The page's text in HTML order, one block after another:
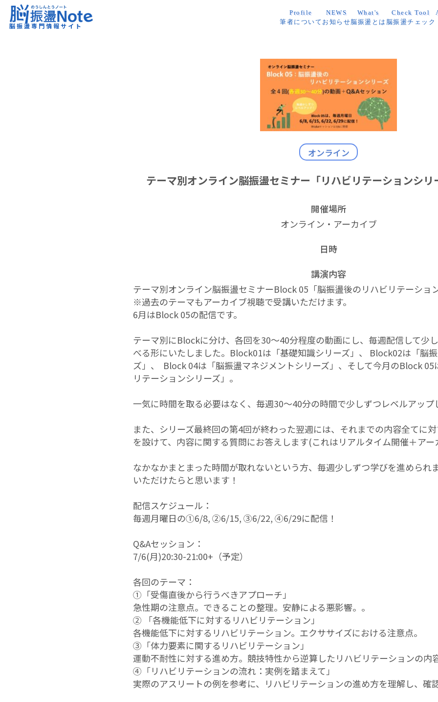
脳振盪Note｜脳振盪専門情報サイト
脳振盪専門情報サイト
Profile
筆者について
NEWS
お知らせ
What's
脳振盪とは
Check Tool
脳振盪チェック
オンライン
テーマ別オンライン脳振盪セミナー「リハビリテーションシリ
開催場所
オンライン・アーカイブ
日時
講演内容
テーマ別オンライン脳振盪セミナーBlock 05「脳振盪後のリハビリテーショ
※過去のテーマもアーカイブ視聴で受講いただけます。
6月はBlock 05の配信です。
テーマ別にBlockに分け、各回を30～40分程度の動画にし、毎週配信して少
べる形にいたしました。Block01は「基礎知識シリーズ」、 Block02は「脳
ズ」、 Block 04は「脳振盪マネジメントシリーズ」、そして今月のBlock 05
リテーションシリーズ」。
一気に時間を取る必要はなく、毎週30～40分の時間で少しずつレベルアップ
また、シリーズ最終回の第4回が終わった翌週には、それまでの内容全てに
を設けて、内容に関する質問にお答えします(これはリアルタイム開催＋アー
なかなかまとまった時間が取れないという方、毎週少しずつ学びを進められ
いただけたらと思います！
配信スケジュール：
毎週月曜日の①6/8, ②6/15, ③6/22, ④6/29に配信！
Q&Aセッション：
7/6(月)20:30-21:00+（予定）
各回のテーマ：
①「受傷直後から行うべきアプローチ」
急性期の注意点。できることの整理。安静による悪影響。。
② 「各機能低下に対するリハビリテーション」
各機能低下に対するリハビリテーション。エクササイズにおける注意点。
③「体力要素に関するリハビリテーション」
運動不耐性に対する進め方。競技特性から逆算したリハビリテーションの内容
④「リハビリテーションの流れ：実例を踏まえて」
実際のアスリートの例を参考に、リハビリテーションの進め方を理解し、確